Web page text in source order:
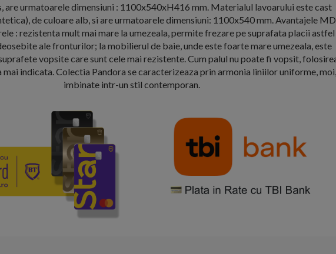
are urmatoarele dimensiuni : 1100x540xH416 mm. Materialul lavoarului este cast
de culoare alb, si are urmatoarele dimensiuni: 1100x540 mm. Avantajele
: rezistenta mult mai mare la umezeala, permite frezare pe suprafata placii astfel
ale fronturilor; la mobilierul de baie, unde este foarte mare umezeala, este
vopsite care sunt cele mai rezistente. Cum palul nu poate fi vopsit,
mai indicata. Colectia Pandora se caracterizeaza prin armonia liniilor uniforme, moi,
imbinate intr-un stil contemporan.